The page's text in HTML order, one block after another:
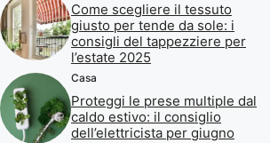
Come scegliere il tessuto
giusto per tende da sole: i
consigli del tappezziere per
l’estate 2025
Casa
Proteggi le prese multiple dal
caldo estivo: il consiglio
dell’elettricista per giugno